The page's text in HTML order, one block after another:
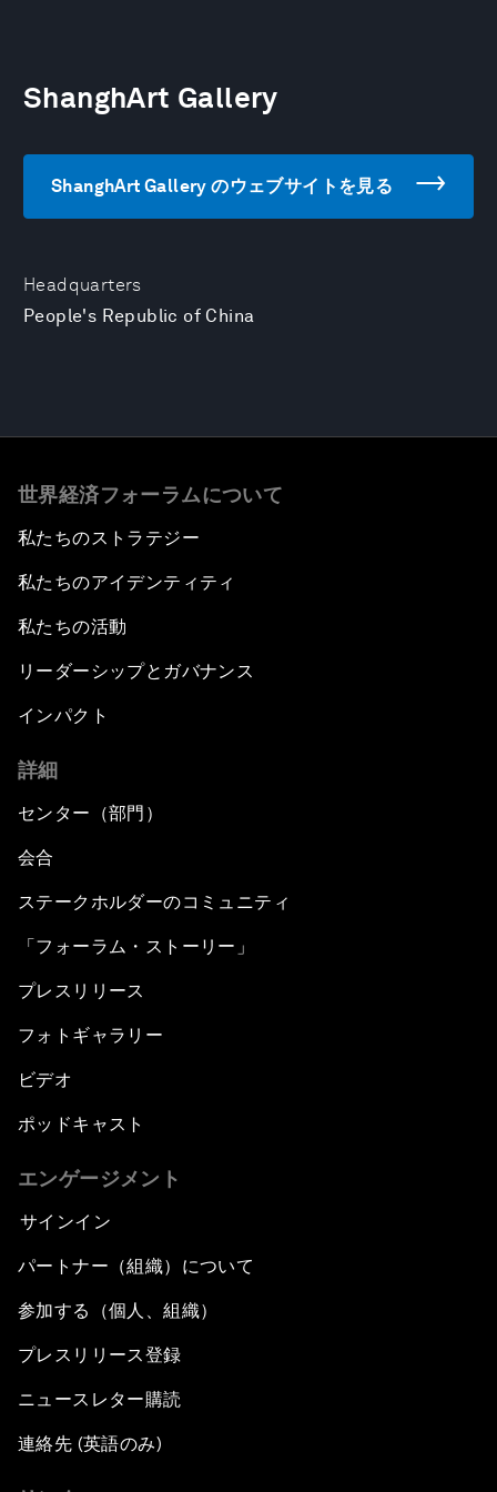
Headquarters
People's Republic of China
ShanghArt Gallery
ShanghArt Gallery のウェブサイトを見る
世界経済フォーラムについて
私たちのストラテジー
私たちのアイデンティティ
私たちの活動
リーダーシップとガバナンス
インパクト
詳細
センター（部門）
会合
ステークホルダーのコミュニティ
「フォーラム・ストーリー」
プレスリリース
フォトギャラリー
ビデオ
ポッドキャスト
エンゲージメント
サインイン
パートナー（組織）について
参加する（個人、組織）
プレスリリース登録
ニュースレター購読
連絡先 (英語のみ)